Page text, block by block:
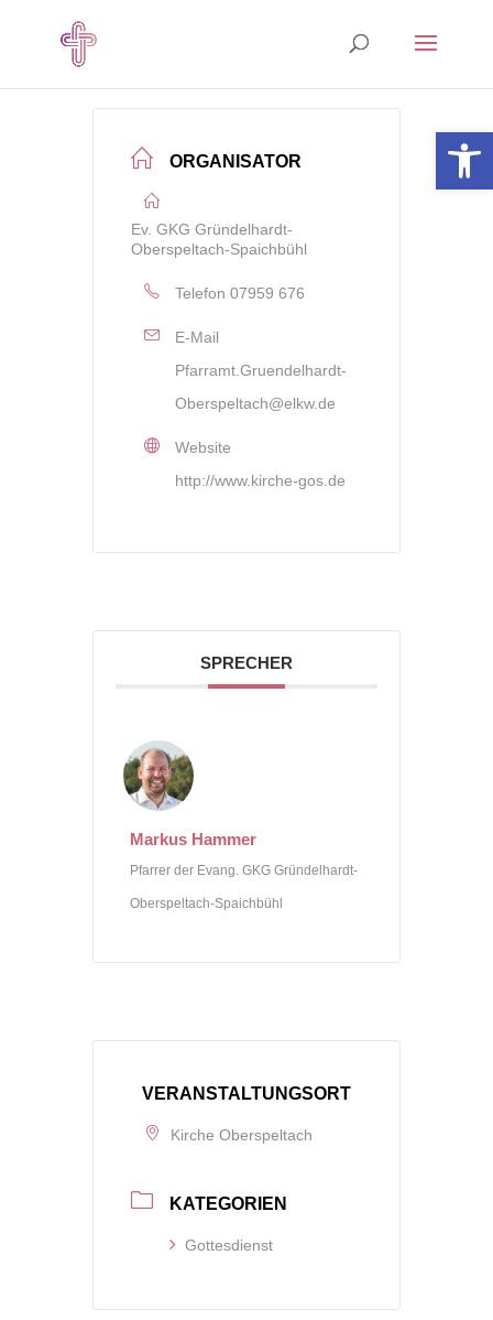
ORGANISATOR
Ev. GKG Gründelhardt-
Oberspeltach-Spaichbühl
Telefon 07959 676
E-Mail
Pfarramt.Gruendelhardt-
Oberspeltach@elkw.de
Website
http://www.kirche-gos.de
SPRECHER
Markus Hammer
Pfarrer der Evang. GKG Gründelhardt-
Oberspeltach-Spaichbühl
VERANSTALTUNGSORT
Kirche Oberspeltach
KATEGORIEN
Gottesdienst